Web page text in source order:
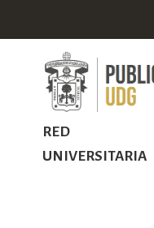
RED
UNIVERSITARIA